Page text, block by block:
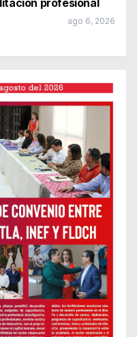
profesional
ago 6, 2026